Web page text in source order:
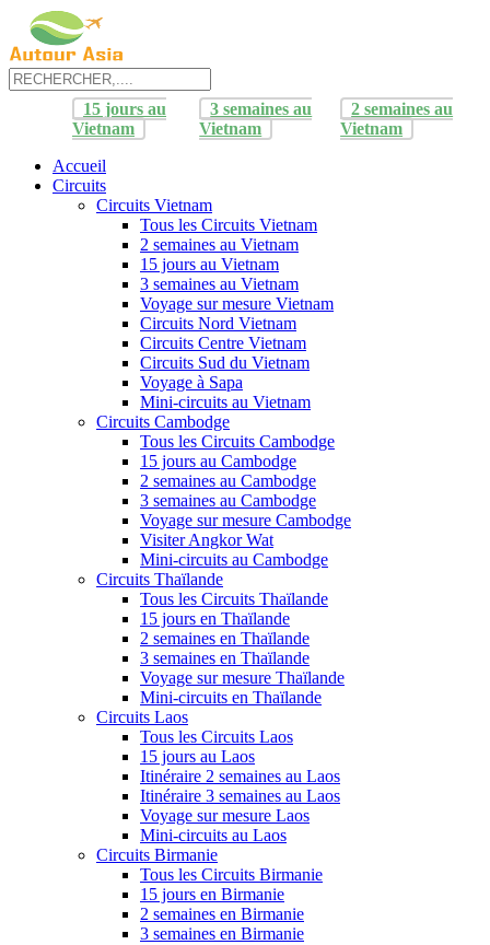
15 jours au
Vietnam
3 semaines au
Vietnam
2 semaines au
Vietnam
Accueil
Circuits
Circuits Vietnam
Tous les Circuits Vietnam
2 semaines au Vietnam
15 jours au Vietnam
3 semaines au Vietnam
Voyage sur mesure Vietnam
Circuits Nord Vietnam
Circuits Centre Vietnam
Circuits Sud du Vietnam
Voyage à Sapa
Mini-circuits au Vietnam
Circuits Cambodge
Tous les Circuits Cambodge
15 jours au Cambodge
2 semaines au Cambodge
3 semaines au Cambodge
Voyage sur mesure Cambodge
Visiter Angkor Wat
Mini-circuits au Cambodge
Circuits Thaïlande
Tous les Circuits Thaïlande
15 jours en Thaïlande
2 semaines en Thaïlande
3 semaines en Thaïlande
Voyage sur mesure Thaïlande
Mini-circuits en Thaïlande
Circuits Laos
Tous les Circuits Laos
15 jours au Laos
Itinéraire 2 semaines au Laos
Itinéraire 3 semaines au Laos
Voyage sur mesure Laos
Mini-circuits au Laos
Circuits Birmanie
Tous les Circuits Birmanie
15 jours en Birmanie
2 semaines en Birmanie
3 semaines en Birmanie